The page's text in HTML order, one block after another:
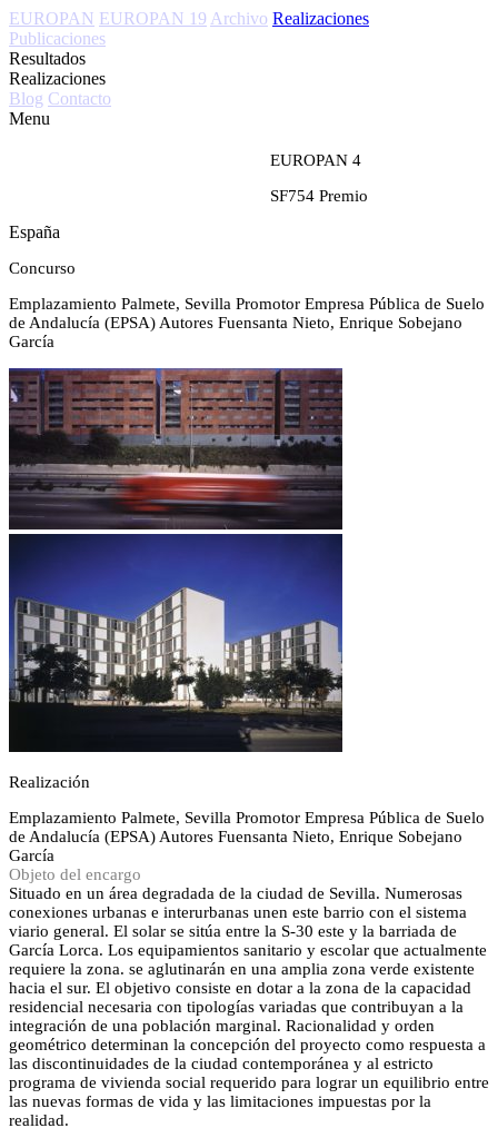
EUROPAN EUROPAN 19 Archivo Realizaciones
Publicaciones
Resultados
Realizaciones
Blog Contacto
Menu
EUROPAN 4
SF754 Premio
España
Concurso
Emplazamiento Palmete, Sevilla Promotor Empresa Pública de Suelo
de Andalucía (EPSA) Autores Fuensanta Nieto, Enrique Sobejano
García
Realización
Emplazamiento Palmete, Sevilla Promotor Empresa Pública de Suelo
de Andalucía (EPSA) Autores Fuensanta Nieto, Enrique Sobejano
García
Objeto del encargo
Situado en un área degradada de la ciudad de Sevilla. Numerosas
conexiones urbanas e interurbanas unen este barrio con el sistema
viario general. El solar se sitúa entre la S-30 este y la barriada de
García Lorca. Los equipamientos sanitario y escolar que actualmente
requiere la zona. se aglutinarán en una amplia zona verde existente
hacia el sur. El objetivo consiste en dotar a la zona de la capacidad
residencial necesaria con tipologías variadas que contribuyan a la
integración de una población marginal. Racionalidad y orden
geométrico determinan la concepción del proyecto como respuesta a
las discontinuidades de la ciudad contemporánea y al estricto
programa de vivienda social requerido para lograr un equilibrio entre
las nuevas formas de vida y las limitaciones impuestas por la
realidad.